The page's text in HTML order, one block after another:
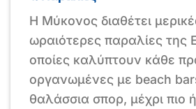
Η Μύκονος διαθέτει
ωραιότερες παραλίες της
οποίες καλύπτουν κάθε
οργανωμένες με beach
θαλάσσια σπορ, μέχρι πιο